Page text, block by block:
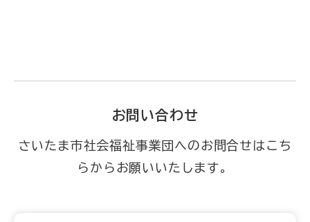
お問い合わせ
さいたま市社会福祉事業団へのお問合せはこち
らからお願いいたします。